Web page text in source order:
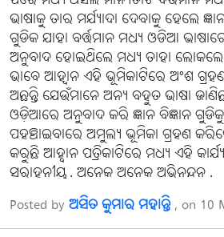
ଭାଷାକୁ ତାର ମର୍ଯ୍ୟାଦା ଦେବାକୁ ହେଲେ
ଗୁଡିକ ଯାହା ବର୍ତ୍ତମାନ ମଧ୍ୟ ଓଡିଆ
ଅନୁବାଦ ହୋଇଥିଲେ ମଧ୍ୟ ତାହା
ଭାବେ ଆହ୍ୱାନ ଏହି ଭୂମିକାଟିରେ ଅଂଶ
ଅଛନ୍ତି ଯେଉଁମାନେ ଅନ୍ୟ ବହୁତ ଭାଷା
ଓଡ଼ିଆରେ ଅନୁବାଦ କରି ଜ୍ଞାନ ବିଜ୍ଞାନ
ପହଞ୍ଚାଇବାରେ ଅମୁଲ୍ୟ ଭୂମିକା ଗ୍ରହଣ
କରୁଛି ଆହ୍ବାନ ପତ୍ରିକାଟିରେ ମଧ୍ୟ ଏହି
ସରାହନୀୟ . ଅନେକ ଅନେକ ଅଭିନନ୍ଦନ .
Posted by ଅସିତ କୁମାର ମହାନ୍ତି, on 10